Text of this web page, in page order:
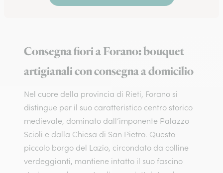
Consegna fiori a Forano: bouquet
artigianali con consegna a domicilio
Nel cuore della provincia di Rieti, Forano si
distingue per il suo caratteristico centro storico
medievale, dominato dall’imponente Palazzo
Scioli e dalla Chiesa di San Pietro. Questo
piccolo borgo del Lazio, circondato da colline
verdeggianti, mantiene intatto il suo fascino